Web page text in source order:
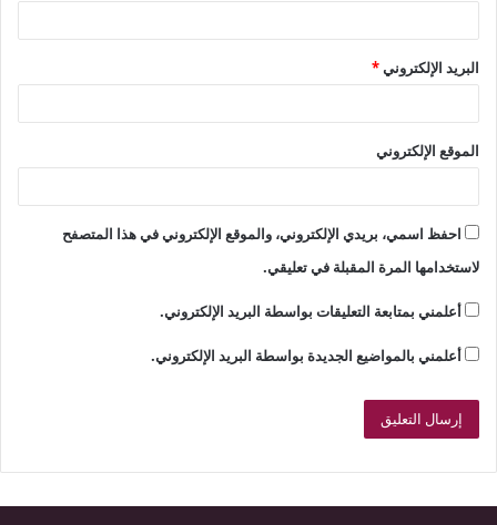
البريد الإلكتروني*
الموقع الإلكتروني
احفظ اسمي، بريدي الإلكتروني، والموقع الإلكتروني في هذا المتصفح
لاستخدامها المرة المقبلة في تعليقي.
أعلمني بمتابعة التعليقات بواسطة البريد الإلكتروني.
أعلمني بالمواضيع الجديدة بواسطة البريد الإلكتروني.